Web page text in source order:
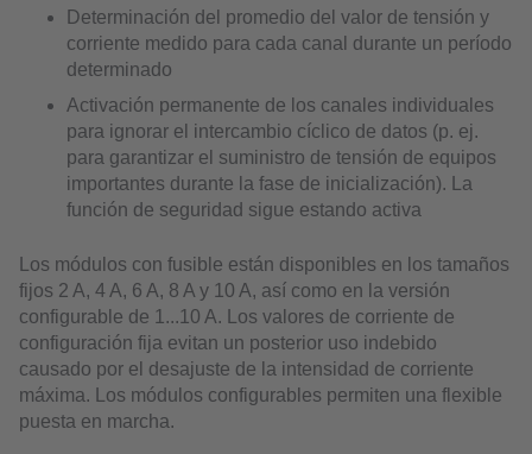
Determinación del promedio del valor de tensión y
corriente medido para cada canal durante un período
determinado
Activación permanente de los canales individuales
para ignorar el intercambio cíclico de datos (p. ej.
para garantizar el suministro de tensión de equipos
importantes durante la fase de inicialización). La
función de seguridad sigue estando activa
Los módulos con fusible están disponibles en los tamaños
fijos 2 A, 4 A, 6 A, 8 A y 10 A, así como en la versión
configurable de 1...10 A. Los valores de corriente de
configuración fija evitan un posterior uso indebido
causado por el desajuste de la intensidad de corriente
máxima. Los módulos configurables permiten una flexible
puesta en marcha.